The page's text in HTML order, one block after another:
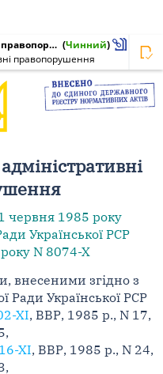
Кодекс про адміністративні правопорушення, Кодекс України від 07.12.1984 № 8073-X (Чинний)
правопорушення